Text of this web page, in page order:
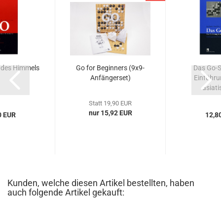
Himmels
EUR
Go for Beginners (9x9-
Anfängerset)
Statt 19,90 EUR
nur 15,92 EUR
Das Go-
Kunden, welche diesen Artikel bestellten, haben
auch folgende Artikel gekauft: